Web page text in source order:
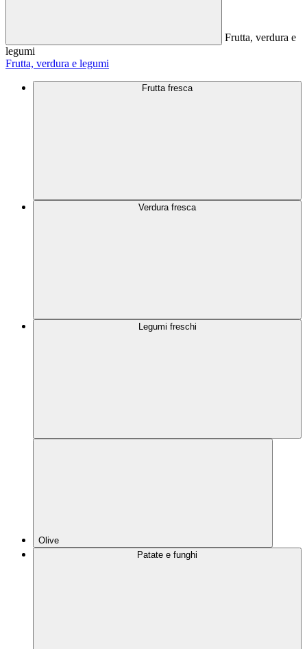
Frutta, verdura e
legumi
Frutta, verdura e legumi
Frutta fresca
Verdura fresca
Legumi freschi
Olive
Patate e funghi